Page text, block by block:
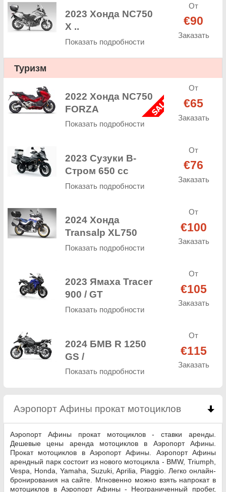
2023 Хонда NC750
X ..
Показать подробности
От
€90
Заказать
Туризм
2022 Хонда NC750
FORZA
Показать подробности
От
€65
Заказать
2023 Сузуки В-
Стром 650 cc
Показать подробности
От
€76
Заказать
2024 Хонда
Transalp XL750
Показать подробности
От
€100
Заказать
2023 Ямаха Tracer
900 / GT
Показать подробности
От
€105
Заказать
2024 БМВ R 1250
GS /
Показать подробности
От
€115
Заказать
Аэропорт Афины прокат мотоциклов click to
Аэропорт Афины прокат мотоциклов - ставки аренды.
Дешевые цены аренда мотоциклов в Аэропорт Афины.
Прокат мотоциклов в Аэропорт Афины. Аэропорт Афины
арендный парк состоит из нового мотоцикла - BMW, Triumph,
Vespa, Honda, Yamaha, Suzuki, Aprilia, Piaggio. Легко онлайн-
бронирования на сайте. Мгновенно можно взять напрокат в
мотоциклов в Аэропорт Афины - Неограниченный пробег,